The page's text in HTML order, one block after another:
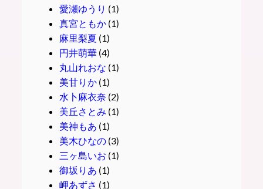
愛瀬ゆうり (1)
真宮ともか(1)
麻里梨夏 (1)
円井萌華(4)
丸山れおな (1)
美甘りか(1)
水卜麻衣奈 (2)
美丘さとみ (1)
美神もあ (1)
美木ひなの(3)
三ヶ島いお (1)
御坂りあ (1)
岬あずさ (1)